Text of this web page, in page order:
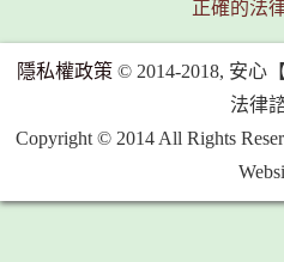
正確的法
隱私權政策 © 2014-2018, 安心【
法律
Copyright © 2014 All Rights